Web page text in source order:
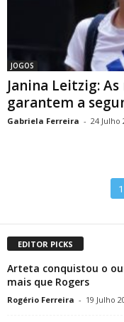
JOGOS
Janina Leitzig:
garantem a
Gabriela Ferreira - 24 Julho
1
EDITOR PICKS
Arteta conquistou o
mais que Rogers
Rogério Ferreira - 19 Julho